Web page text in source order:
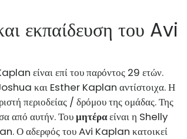
εκπαίδευση του Avi
είναι επί του παρόντος 29 ετών.
και Esther Kaplan αντίστοιχα. Η
περιοδείας / δρόμου της ομάδας. Της
από αυτήν. Τουμητέραείναι η Shelly
Ο αδερφός του Avi Kaplan κατοικεί